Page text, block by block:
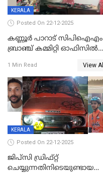
KERALA
Posted On 22-12-2025
കണ്ണൂർ പാറാട് സിപിഐഎം
ബ്രാഞ്ച് കമ്മിറ്റി ഓഫിസിൽ
ചിത്രങ്ങളടക്കം കത്തിയ
നിലയിൽ
1 Min Read View All
KERALA
Posted On 22-12-2025
ജിപ്സി ഡ്രിഫ്റ്റ്
ചെയ്യുന്നതിനിടെയുണ്ടായ